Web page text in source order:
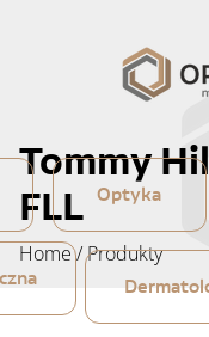
Optyka
Tommy
FLL
Home/Produkty